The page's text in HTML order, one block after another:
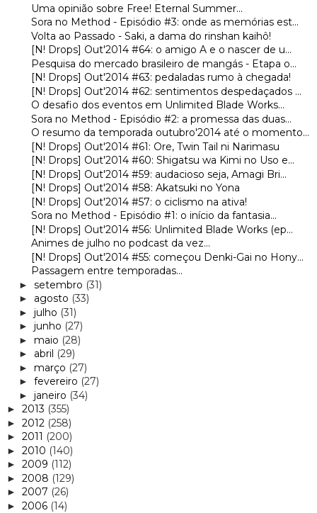
Uma opinião sobre Free! Eternal Summer...
Sora no Method - Episódio #3: onde as memórias est...
Volta ao Passado - Saki, a dama do rinshan kaihô!
[N! Drops] Out'2014 #64: o amigo A e o nascer de u...
Pesquisa do mercado brasileiro de mangás - Etapa o...
[N! Drops] Out'2014 #63: pedaladas rumo à chegada!
[N! Drops] Out'2014 #62: sentimentos despedaçados ...
O desafio dos eventos em Unlimited Blade Works...
Sora no Method - Episódio #2: a promessa das duas...
O resumo da temporada outubro'2014 até o momento...
[N! Drops] Out'2014 #61: Ore, Twin Tail ni Narimasu
[N! Drops] Out'2014 #60: Shigatsu wa Kimi no Uso e...
[N! Drops] Out'2014 #59: audacioso seja, Amagi Bri...
[N! Drops] Out'2014 #58: Akatsuki no Yona
[N! Drops] Out'2014 #57: o ciclismo na ativa!
Sora no Method - Episódio #1: o início da fantasia...
[N! Drops] Out'2014 #56: Unlimited Blade Works (ep...
Animes de julho no podcast da vez...
[N! Drops] Out'2014 #55: começou Denki-Gai no Hony...
Passagem entre temporadas...
► setembro (31)
► agosto (33)
► julho (31)
► junho (27)
► maio (28)
► abril (29)
► março (27)
► fevereiro (27)
► janeiro (34)
► 2013 (355)
► 2012 (258)
► 2011 (200)
► 2010 (140)
► 2009 (112)
► 2008 (129)
► 2007 (26)
► 2006 (14)